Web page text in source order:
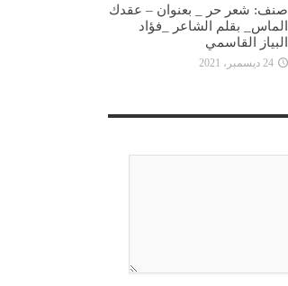
صنف: شعر حر _ بعنوان – عقدك
الماس_ بقلم الشاعر _فؤاد
البياز القاسمي
24 ديسمبر، 2021